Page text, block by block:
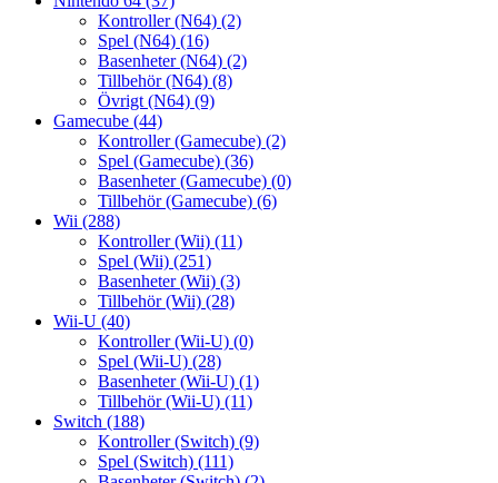
Kontroller (N64) (2)
Spel (N64) (16)
Basenheter (N64) (2)
Tillbehör (N64) (8)
Övrigt (N64) (9)
Gamecube (44)
Kontroller (Gamecube) (2)
Spel (Gamecube) (36)
Basenheter (Gamecube) (0)
Tillbehör (Gamecube) (6)
Wii (288)
Kontroller (Wii) (11)
Spel (Wii) (251)
Basenheter (Wii) (3)
Tillbehör (Wii) (28)
Wii-U (40)
Kontroller (Wii-U) (0)
Spel (Wii-U) (28)
Basenheter (Wii-U) (1)
Tillbehör (Wii-U) (11)
Switch (188)
Kontroller (Switch) (9)
Spel (Switch) (111)